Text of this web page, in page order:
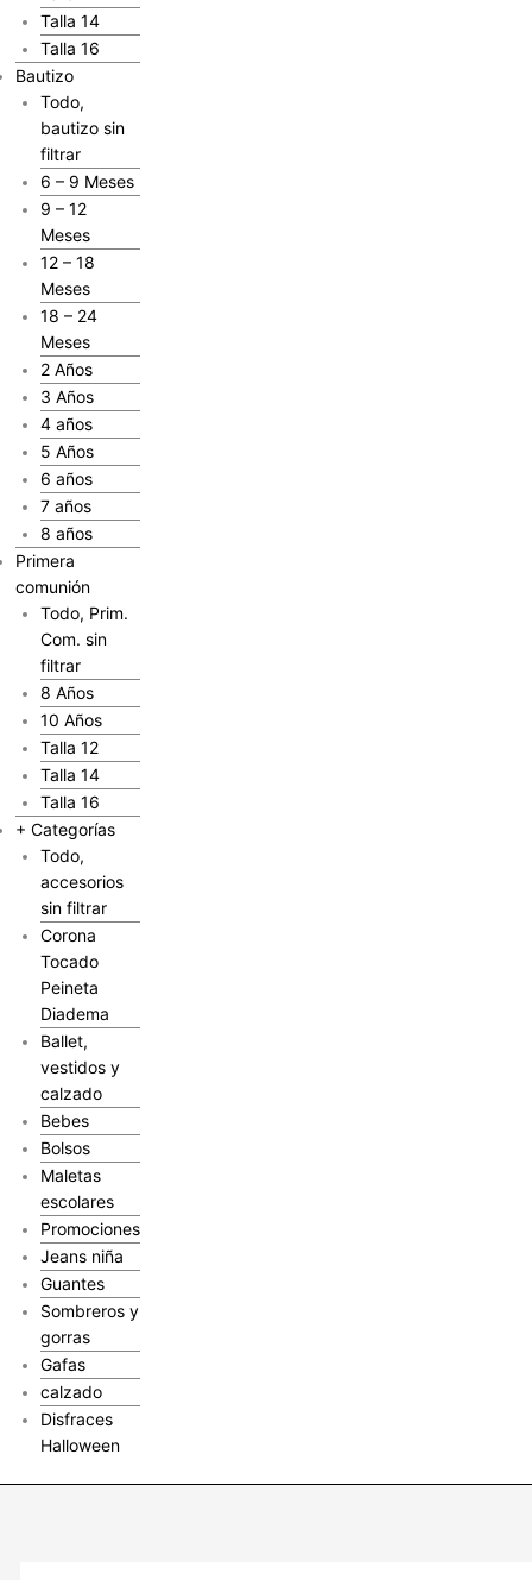
Talla 14
Talla 16
Bautizo
Todo,
bautizo sin
filtrar
6 – 9 Meses
9 – 12
Meses
12 – 18
Meses
18 – 24
Meses
2 Años
3 Años
4 años
5 Años
6 años
7 años
8 años
Primera
comunión
Todo, Prim.
Com. sin
filtrar
8 Años
10 Años
Talla 12
Talla 14
Talla 16
+ Categorías
Todo,
accesorios
sin filtrar
Corona
Tocado
Peineta
Diadema
Ballet,
vestidos y
calzado
Bebes
Bolsos
Maletas
escolares
Promociones
Jeans niña
Guantes
Sombreros y
gorras
Gafas
calzado
Disfraces
Halloween